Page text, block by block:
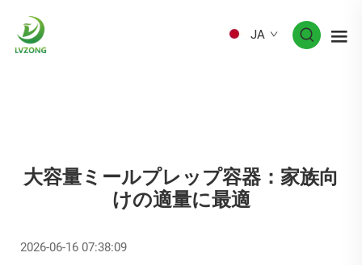
JA
大容量ミールプレップ容器：家族向
けの適量に最適
2026-06-16 07:38:09